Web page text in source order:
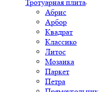
Тротуарная плита
Абрис
Арбор
Квадрат
Классико
Литос
Мозаика
Паркет
Петра